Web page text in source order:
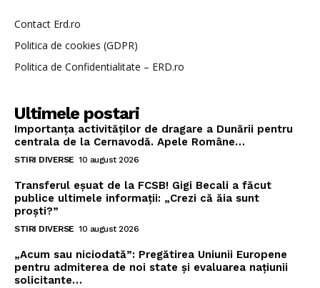
Contact Erd.ro
Politica de cookies (GDPR)
Politica de Confidentialitate – ERD.ro
Ultimele postari
Importanța activităților de dragare a Dunării pentru
centrala de la Cernavodă. Apele Române…
STIRI DIVERSE 10 august 2026
Transferul eșuat de la FCSB! Gigi Becali a făcut
publice ultimele informații: „Crezi că ăia sunt
proști?”
STIRI DIVERSE 10 august 2026
„Acum sau niciodată”: Pregătirea Uniunii Europene
pentru admiterea de noi state și evaluarea națiunii
solicitante…